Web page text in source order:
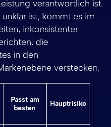
verantwortlich ist.
ist, kommt es im
inkonsistenter
die
in den
verstecken.
Passt am
besten
Hauptrisiko